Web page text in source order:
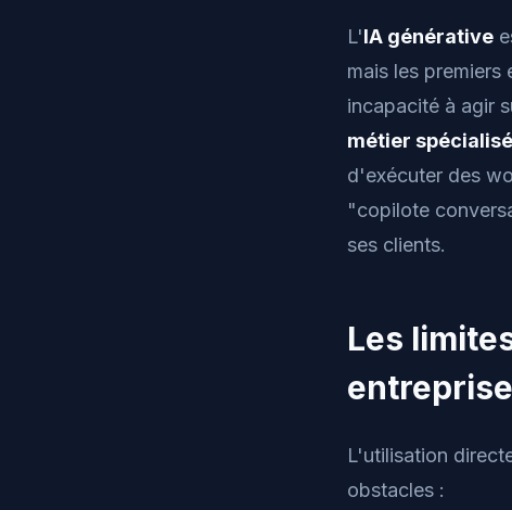
L'IA générative
mais les premiers
incapacité à agir
métier
d'exécuter des
"copilote
ses clients.
Les
entreprise
L'utilisation
obstacles :